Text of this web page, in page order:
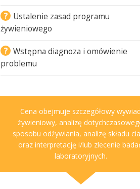
? Ustalenie zasad programu
żywieniowego
? Wstępna diagnoza i omówienie
problemu
Cena obejmuje szczegółowy wywiad
żywieniowy, analizę
sposobu odżywiania, analizę składu
oraz interpretację i/lub zlecenie
laboratoryjnych.